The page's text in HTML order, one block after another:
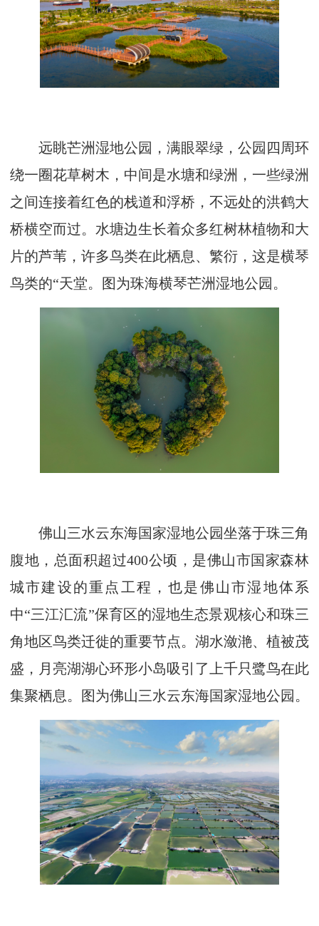
远眺芒洲湿地公园，满眼翠绿，公园四周环
绕一圈花草树木，中间是水塘和绿洲，一些绿洲
之间连接着红色的栈道和浮桥，不远处的洪鹤大
桥横空而过。水塘边生长着众多红树林植物和大
片的芦苇，许多鸟类在此栖息、繁衍，这是横琴
鸟类的“天堂。图为珠海横琴芒洲湿地公园。
佛山三水云东海国家湿地公园坐落于珠三角
腹地，总面积超过400公顷，是佛山市国家森林
城市建设的重点工程，也是佛山市湿地体系
中“三江汇流”保育区的湿地生态景观核心和珠三
角地区鸟类迁徙的重要节点。湖水潋滟、植被茂
盛，月亮湖湖心环形小岛吸引了上千只鹭鸟在此
集聚栖息。图为佛山三水云东海国家湿地公园。